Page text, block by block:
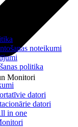
Monitori
datori
datori
in one
noteikumi
politika